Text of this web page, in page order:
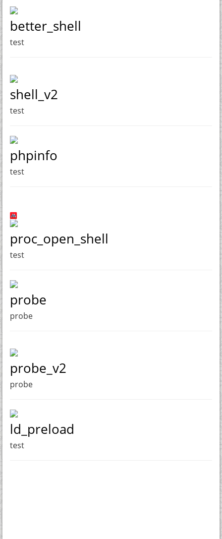
better_shell
test
shell_v2
test
phpinfo
test
proc_open_shell
test
probe
probe
probe_v2
probe
ld_preload
test